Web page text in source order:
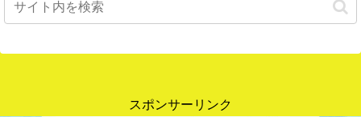
スポンサーリンク